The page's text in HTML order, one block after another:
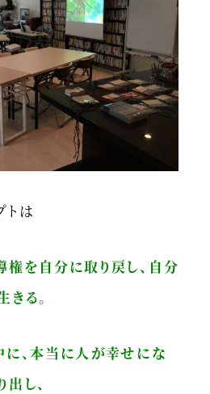
トは
権を自分に取り戻し、自分
る。
に、本当に人が幸せにな
し、